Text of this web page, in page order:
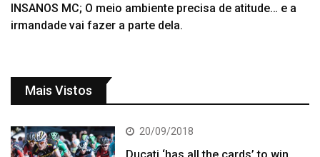
INSANOS MC; O meio ambiente precisa de atitude… e a
irmandade vai fazer a parte dela.
Mais Vistos
20/09/2018